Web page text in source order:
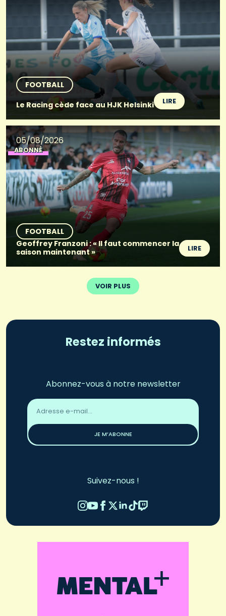
FOOTBALL
Le Racing cède face au HJK Helsinki
LIRE
05/08/2026
ABONNÉ
FOOTBALL
Geoffrey Franzoni : « Il faut commencer la
saison maintenant »
LIRE
VOIR PLUS
Restez informés
Abonnez-vous à notre newsletter
Adresse
email
JE M’ABONNE
Suivez-nous !